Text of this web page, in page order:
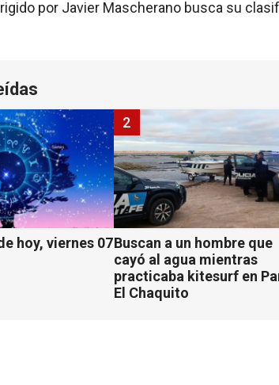
por Javier Mascherano busca su
hoy, viernes 07Buscan a un hombre que
cayó al agua mientras
practicaba kitesurf en
El Chaquito
2